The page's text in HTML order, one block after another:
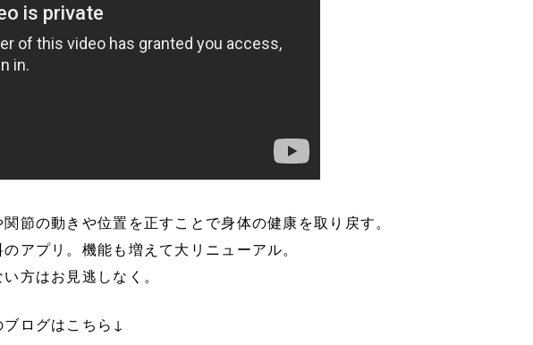
節の動きや位置を正すことで身体の健康を取り戻す。
アプリ。機能も増えて大リニューアル。
方はお見逃しなく。
ログはこちら↓